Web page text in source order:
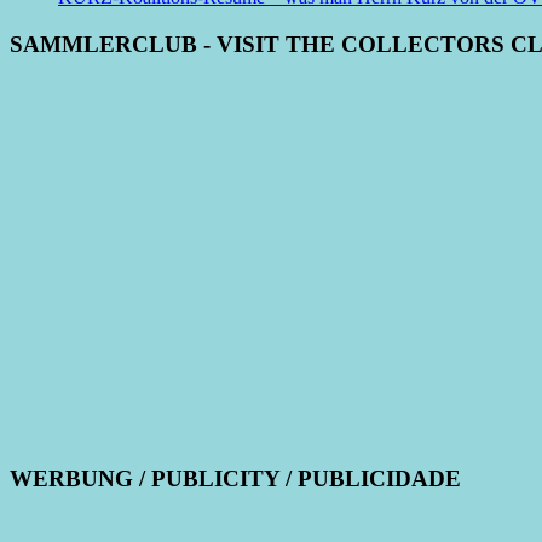
SAMMLERCLUB - VISIT THE COLLECTORS
WERBUNG / PUBLICITY / PUBLICIDADE